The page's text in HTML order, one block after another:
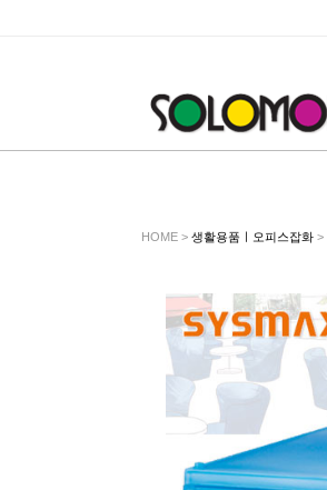
HOME > 생활용품ㅣ오피스잡화 >